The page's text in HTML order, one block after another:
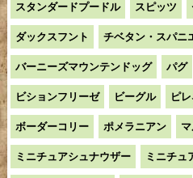
スタンダードプードル スピッツ
ダックスフント チベタン・スパニ
バーニーズマウンテンドッグ パグ
ビションフリーゼ ビーグル ピ
ボーダーコリー ポメラニアン
ミニチュアシュナウザー ミニチュ